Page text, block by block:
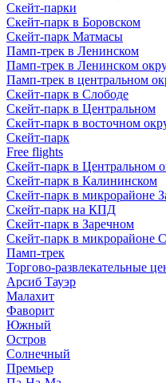
Скейт-парки
Скейт-парк в Боровском
Скейт-парк Матмасы
Памп-трек в Ленинском
Памп-трек в Ленинском
Памп-трек в центральном
Скейт-парк в Слободе
Скейт-парк в Центральном
Скейт-парк в восточном
Скейт-парк
Free flights
Скейт-парк в Центральном
Скейт-парк в Калининском
Скейт-парк в микрорайоне
Скейт-парк на КПД
Скейт-парк в Заречном
Скейт-парк в микрорайоне
Памп-трек
Торгово-развлекательные
Арсиб Тауэр
Малахит
Фаворит
Южный
Остров
Солнечный
Премьер